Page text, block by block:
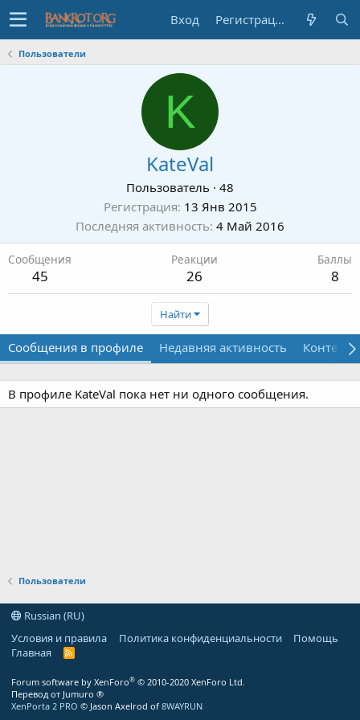
Вход Регистрация
Пользователи
K
KateVal
Пользователь · 48
Регистрация 13 Янв 2015
Последняя активность 4 Май 2016
Сообщения
45
Реакции
26
Баллы
8
Найти
Сообщения в профиле Недавняя активность Контент
В профиле KateVal пока нет ни одного сообщения.
Пользователи
Russian (RU)
Условия и правила
Политика конфиденциальности
Помощь
Главная
R
Forum software by XenForo® © 2010-2020 XenForo Ltd.
Перевод от Jumuro ®
XenPorta 2 PRO © Jason Axelrod of 8WAYRUN